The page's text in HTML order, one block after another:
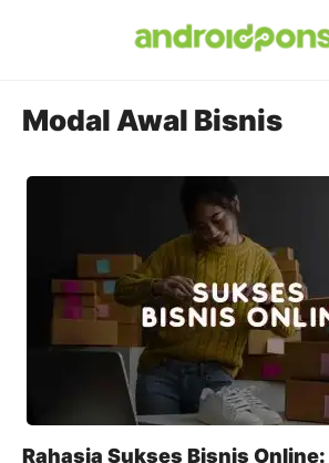
Modal Awal Bisnis
Rahasia Sukses Bisnis